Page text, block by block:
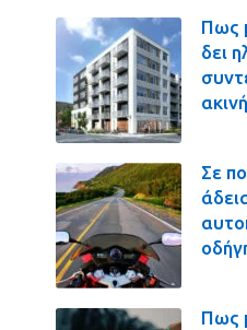
Πως
δει
Σε
Πως